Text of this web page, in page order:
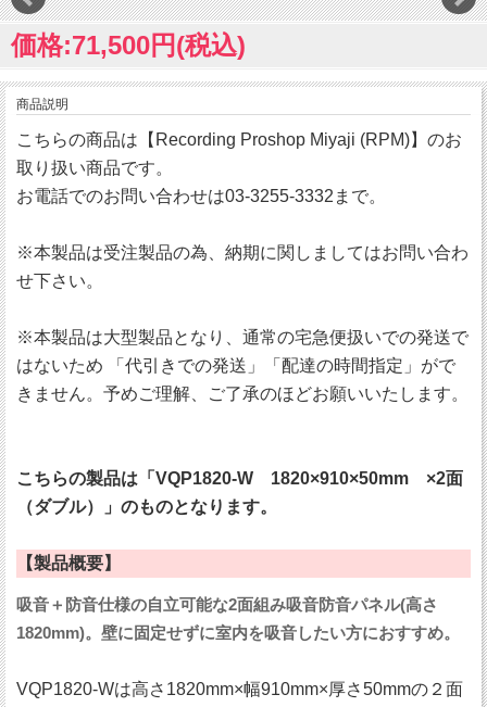
価格:71,500円(税込)
商品説明
こちらの商品は【Recording Proshop Miyaji (RPM)】のお
取り扱い商品です。
お電話でのお問い合わせは03-3255-3332まで。
※本製品は受注製品の為、納期に関しましてはお問い合わ
せ下さい。
※本製品は大型製品となり、通常の宅急便扱いでの発送で
はないため 「代引きでの発送」「配達の時間指定」がで
きません。予めご理解、ご了承のほどお願いいたします。
こちらの製品は「VQP1820-W 1820×910×50mm ×2面
（ダブル）」のものとなります。
【製品概要】
吸音＋防音仕様の自立可能な2面組み吸音防音パネル(高さ
1820mm)。壁に固定せずに室内を吸音したい方におすすめ。
VQP1820-Wは高さ1820mm×幅910mm×厚さ50mmの２面